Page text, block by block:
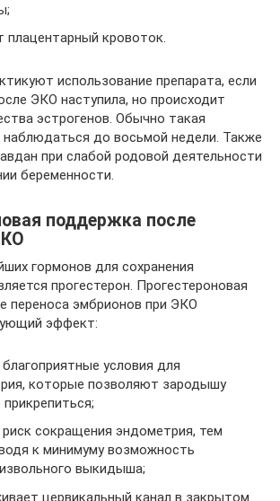
плацентарный кровоток.
использование препарата, если
ЭКО наступила, но происходит
эстрогенов. Обычно такая
до восьмой недели. Также
при слабой родовой деятельности
беременности.
поддержка после
гормонов для сохранения
прогестерон. Прогестероновая
переноса эмбрионов при ЭКО
эффект:
условия для
которые позволяют зародышу
сокращения эндометрия, тем
к минимуму возможность
выкидыша;
цервикальный канал в закрытом